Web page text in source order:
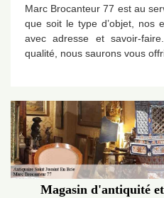
Marc Brocanteur 77 est au
que soit le type d’objet, nos
avec adresse et savoir-
qualité, nous saurons vous
Magasin d'antiquité